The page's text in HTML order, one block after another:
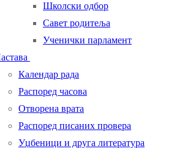
Школски одбор
Савет родитеља
Ученички парламент
Календар рада
Распоред часова
Отворена врата
Распоред писаних провера
Уџбеници и друга литература